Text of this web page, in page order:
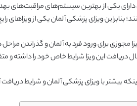
دارای یکی از بهترین سیستم‌های مراقبت‌های
بنابراین ویزای پزشکی آلمان یکی از ویزاهای
مجوزی برای ورود فرد به آلمان و گذراندن
دریافت این ویزا شرایط خاص خود را داشته و
بیشتر با ویزای پزشکی آلمان و شرایط